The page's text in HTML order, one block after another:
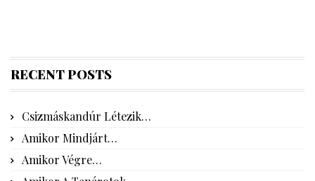
RECENT POSTS
Csizmáskandúr Létezik…
Amikor Mindjárt…
Amikor Végre…